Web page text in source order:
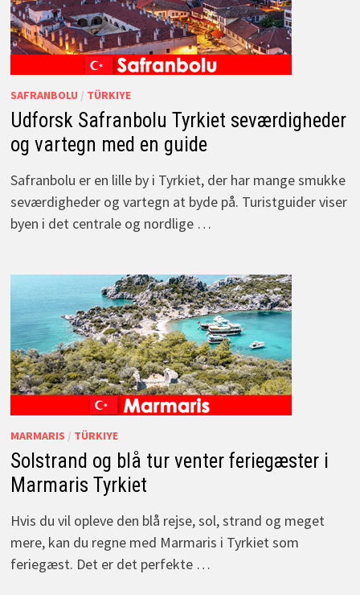
SAFRANBOLU / TÜRKIYE
Udforsk Safranbolu Tyrkiet seværdigheder
og vartegn med en guide
Safranbolu er en lille by i Tyrkiet, der har mange smukke
seværdigheder og vartegn at byde på. Turistguider viser
byen i det centrale og nordlige …
MARMARIS / TÜRKIYE
Solstrand og blå tur venter feriegæster i
Marmaris Tyrkiet
Hvis du vil opleve den blå rejse, sol, strand og meget
mere, kan du regne med Marmaris i Tyrkiet som
feriegæst. Det er det perfekte …